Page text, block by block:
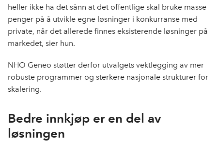
heller ikke ha det sånn at det offentlige skal bruke masse
penger på å utvikle egne løsninger i konkurranse med
private, når det allerede finnes eksisterende løsninger på
markedet, sier hun.
NHO Geneo støtter derfor utvalgets vektlegging av mer
robuste programmer og sterkere nasjonale strukturer for
skalering.
Bedre innkjøp er en del av
løsningen